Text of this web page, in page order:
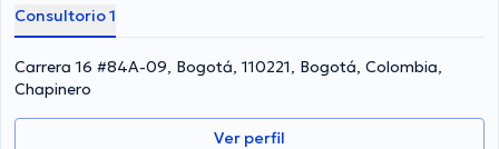
Consultorio 1
Carrera 16 #84A-09, Bogotá, 110221, Bogotá, Colombia,
Chapinero
Ver perfil